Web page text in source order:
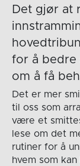
Det gjør at
for å bedre
om å få
Det er mer
til oss som
være et
lese om det
rutiner for å
hvem som